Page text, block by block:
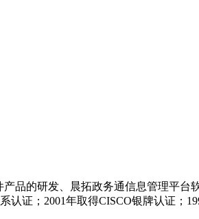
品的研发、晨拓政务通信息管理平台软
认证；2001年取得CISCO银牌认证；